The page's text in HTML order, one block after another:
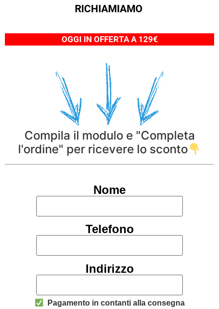
RICHIAMIAMO
OGGI IN OFFERTA A 129€
Compila il modulo e "Completa
l'ordine" per ricevere lo sconto
Nome
Telefono
Indirizzo
Pagamento in contanti alla consegna